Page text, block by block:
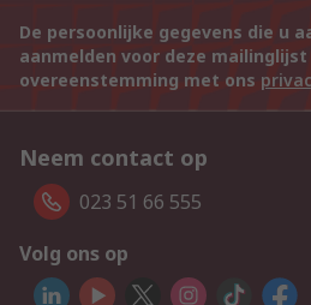
De persoonlijke gegevens die u
aanmelden voor deze
overeenstemming met ons
Neem contact op
023 51 66 555
Volg ons op